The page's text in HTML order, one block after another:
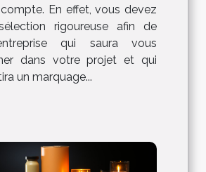
En effet, vous devez
rigoureuse afin de
qui saura vous
dans votre projet et qui
un marquage...